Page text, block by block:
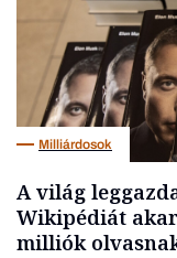
Milliárdosok
A világ
Wikipédiát
milliók